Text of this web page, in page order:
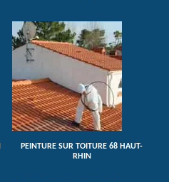
PEINTURE SUR TOITURE 68 HAUT-
RHIN